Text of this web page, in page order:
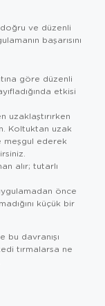
ve düzenli
başarısını
göre düzenli
etkisi
uzaklaştırırken
Koltuktan uzak
meşgul ederek
alır; tutarlı
önce
küçük bir
bu davranışı
tırmalarsa ne